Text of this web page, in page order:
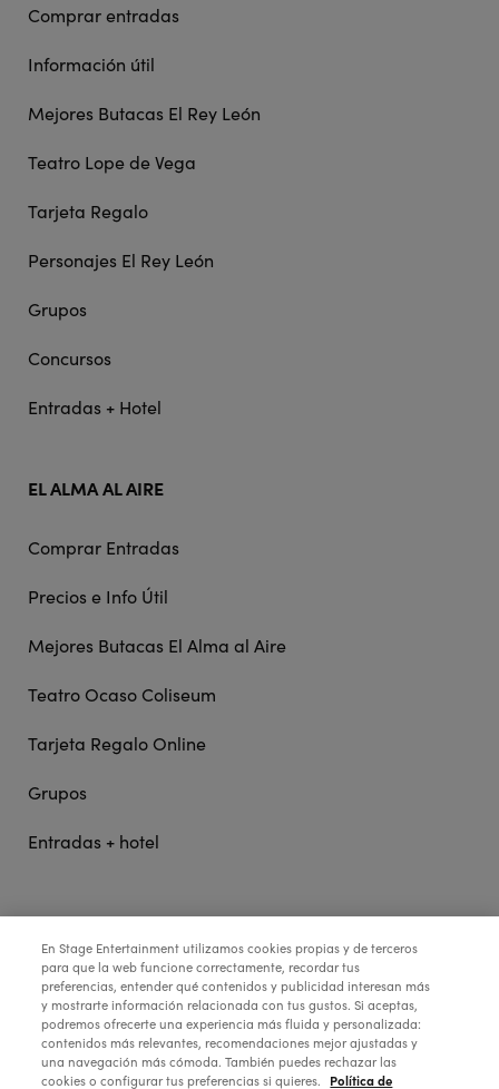
Comprar entradas
Información útil
Mejores Butacas El Rey León
Teatro Lope de Vega
Tarjeta Regalo
Personajes El Rey León
Grupos
Concursos
Entradas + Hotel
EL ALMA AL AIRE
Comprar Entradas
Precios e Info Útil
Mejores Butacas El Alma al Aire
Teatro Ocaso Coliseum
Tarjeta Regalo Online
Grupos
Entradas + hotel
STAGE ENTERTAINMENT
COLABORA:
En Stage Entertainment utilizamos cookies propias y de terceros
para que la web funcione correctamente, recordar tus
preferencias, entender qué contenidos y publicidad interesan más
y mostrarte información relacionada con tus gustos. Si aceptas,
podremos ofrecerte una experiencia más fluida y personalizada:
contenidos más relevantes, recomendaciones mejor ajustadas y
una navegación más cómoda. También puedes rechazar las
cookies o configurar tus preferencias si quieres.
Política de